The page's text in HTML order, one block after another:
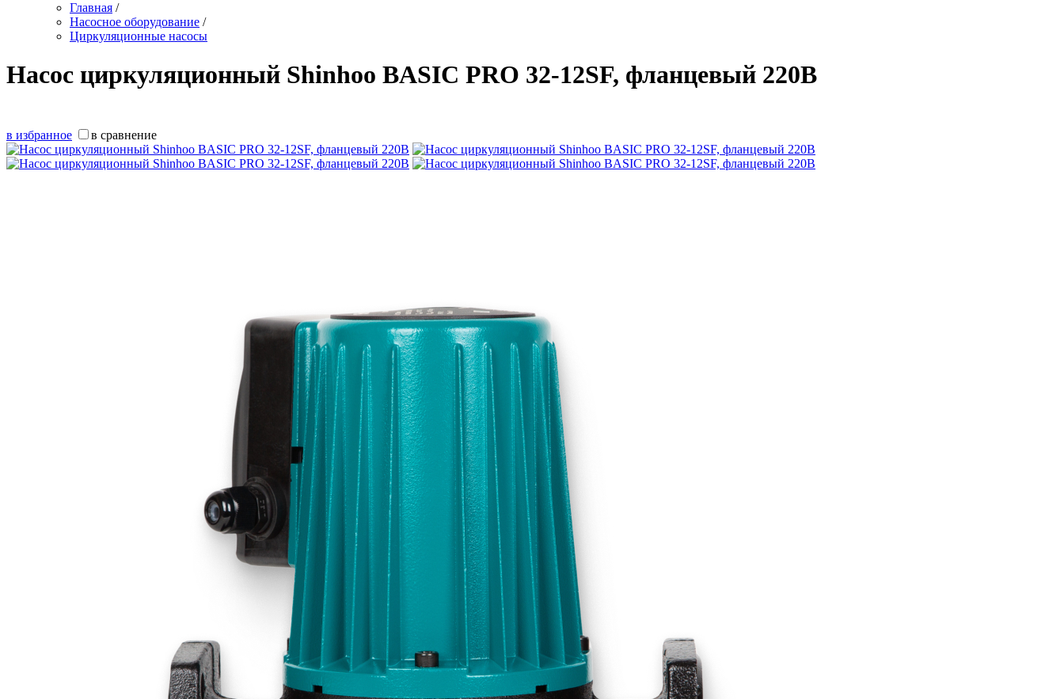
Главная /
Насосное оборудование /
Циркуляционные насосы
Насос циркуляционный Shinhoo BASIC PRO 32-12SF, фланцевый 220В
в избранное в сравнение